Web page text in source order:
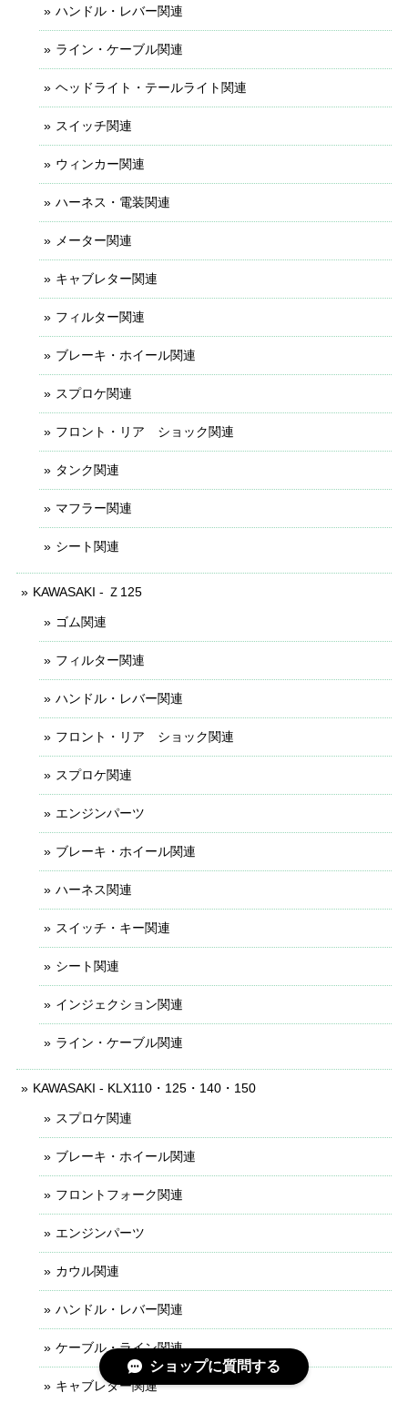
ハンドル・レバー関連
ライン・ケーブル関連
ヘッドライト・テールライト関連
スイッチ関連
ウィンカー関連
ハーネス・電装関連
メーター関連
キャブレター関連
フィルター関連
ブレーキ・ホイール関連
スプロケ関連
フロント・リア ショック関連
タンク関連
マフラー関連
シート関連
KAWASAKI - Ｚ125
ゴム関連
フィルター関連
ハンドル・レバー関連
フロント・リア ショック関連
スプロケ関連
エンジンパーツ
ブレーキ・ホイール関連
ハーネス関連
スイッチ・キー関連
シート関連
インジェクション関連
ライン・ケーブル関連
KAWASAKI - KLX110・125・140・150
スプロケ関連
ブレーキ・ホイール関連
フロントフォーク関連
エンジンパーツ
カウル関連
ハンドル・レバー関連
ケーブル・ライン関連
キャブレター関連
ショップに質問する